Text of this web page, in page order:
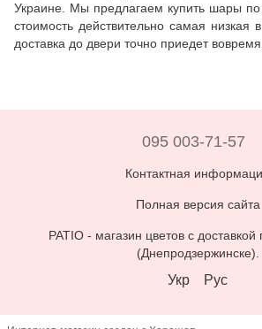
Украине. Мы предлагаем купить шары
стоимость действительно самая низкая
доставка до двери точно приедет
095 003-71-57
Контактная
Полная версия сайта
PATIO - магазин цветов с
(Днепродзержинске)
Укр Рус